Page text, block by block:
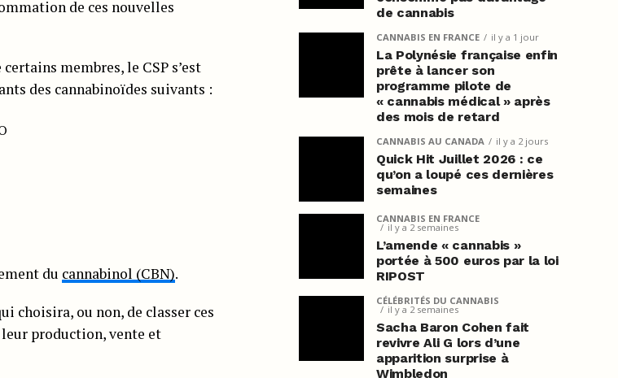
de ces nouvelles
membres, le CSP s’est
des cannabinoïdes suivants :
du cannabinol (CBN).
choisira, ou non, de classer ces
production, vente et
de cannabis
CANNABIS EN FRANCE il y a 1 jour
La Polynésie française enfin
prête à lancer son
programme pilote de
« cannabis médical » après
des mois de retard
CANNABIS AU CANADA il y a 2 jours
Quick Hit Juillet 2026 : ce
qu’on a loupé ces dernières
semaines
CANNABIS EN FRANCE
il y a 2 semaines
L’amende « cannabis »
portée à 500 euros par la loi
RIPOST
CÉLÉBRITÉS DU CANNABIS
il y a 2 semaines
Sacha Baron Cohen fait
revivre Ali G lors d’une
apparition surprise à
Wimbledon